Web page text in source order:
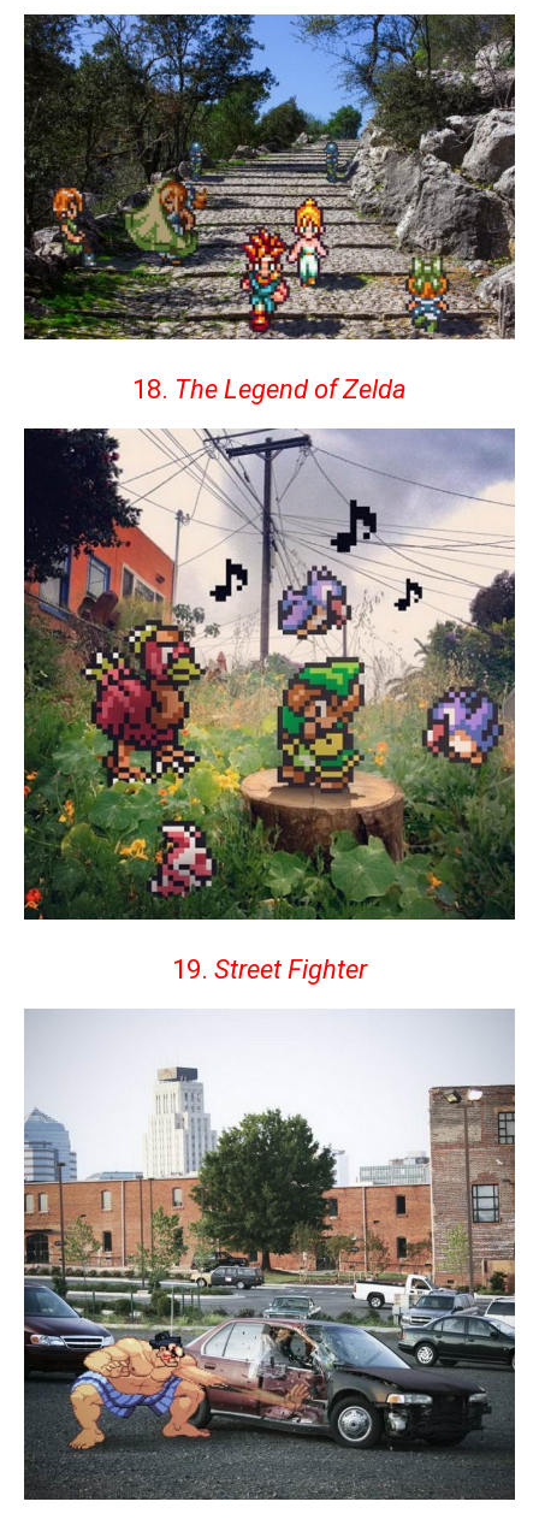
18. The Legend of Zelda
19. Street Fighter